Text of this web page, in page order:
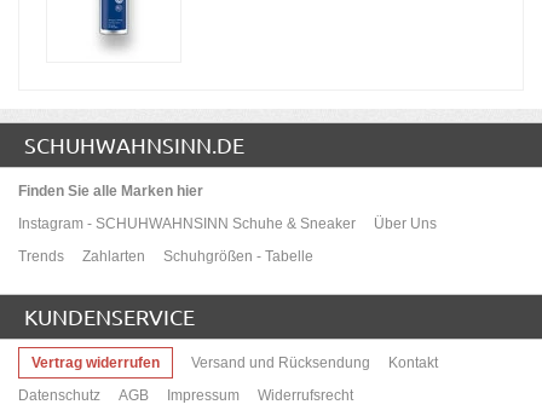
SCHUHWAHNSINN.DE
Finden Sie alle Marken hier
Instagram - SCHUHWAHNSINN Schuhe & Sneaker
Über Uns
Trends
Zahlarten Schuhgrößen - Tabelle
KUNDENSERVICE
Vertrag widerrufen Versand und Rücksendung
Kontakt
Datenschutz
AGB Impressum Widerrufsrecht